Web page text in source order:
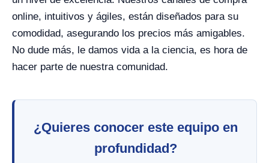
online, intuitivos y ágiles, están diseñados para su
comodidad, asegurando los precios más amigables.
No dude más, le damos vida a la ciencia, es hora de
hacer parte de nuestra comunidad.
¿Quieres conocer este equipo en
profundidad?